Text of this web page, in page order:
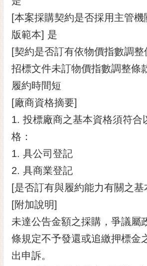
[本案採購契約是否採用主管
版範本] 是
[契約是否訂有依物價指數調整
招標文件未訂物價指數調整條
履約時間短
[廠商資格摘要]
1. 投標廠商之基本資格須符合
格：
1. 具公司登記
2. 具商業登記
[是否訂有與履約能力有關之
[附加說明]
未達公告金額之採購，爭議屬
條規定不予發還或追繳押標金
出申訴。